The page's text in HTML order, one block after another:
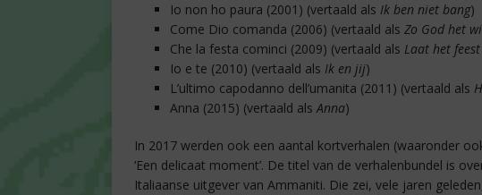
Io non ho paura (2001) (vertaald als Ik ben niet bang)
Come Dio comanda (2006) (vertaald als Zo God het
Che la festa cominci (2009) (vertaald als Laat het
Io e te (2010) (vertaald als Ik en jij)
L’ultimo capodanno dell’umanita (2011) (vertaald als
Anna (2015) (vertaald alsAnna)
In 2017 werden ook een aantal kortverhalen (waaronder
‘Een delicaat moment’. De titel van de verhalenbundel is
Italiaanse uitgever van Ammaniti. Die zei, vele jaren